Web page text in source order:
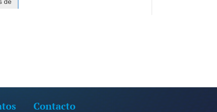
Contacto